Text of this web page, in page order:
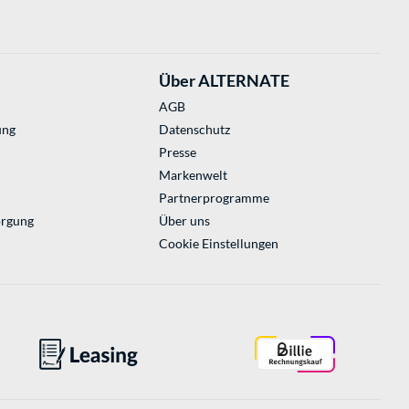
Über ALTERNATE
AGB
Datenschutz
Presse
Markenwelt
Partnerprogramme
Über uns
Cookie Einstellungen